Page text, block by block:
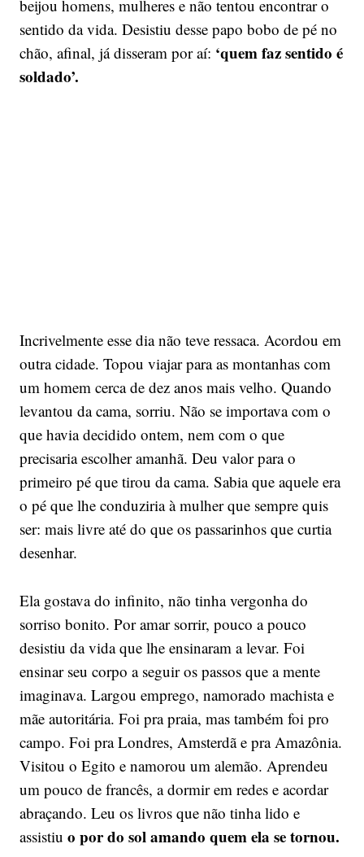
beijou homens, mulheres e não tentou encontrar o
sentido da vida. Desistiu desse papo bobo de pé no
chão, afinal, já disseram por aí: ‘quem faz sentido é
soldado’.
Incrivelmente esse dia não teve ressaca. Acordou em
outra cidade. Topou viajar para as montanhas com
um homem cerca de dez anos mais velho. Quando
levantou da cama, sorriu. Não se importava com o
que havia decidido ontem, nem com o que
precisaria escolher amanhã. Deu valor para o
primeiro pé que tirou da cama. Sabia que aquele era
o pé que lhe conduziria à mulher que sempre quis
ser: mais livre até do que os passarinhos que curtia
desenhar.
Ela gostava do infinito, não tinha vergonha do
sorriso bonito. Por amar sorrir, pouco a pouco
desistiu da vida que lhe ensinaram a levar. Foi
ensinar seu corpo a seguir os passos que a mente
imaginava. Largou emprego, namorado machista e
mãe autoritária. Foi pra praia, mas também foi pro
campo. Foi pra Londres, Amsterdã e pra Amazônia.
Visitou o Egito e namorou um alemão. Aprendeu
um pouco de francês, a dormir em redes e acordar
abraçando. Leu os livros que não tinha lido e
assistiu o por do sol amando quem ela se tornou.